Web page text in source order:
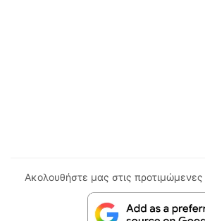
Ακολουθήστε μας στις